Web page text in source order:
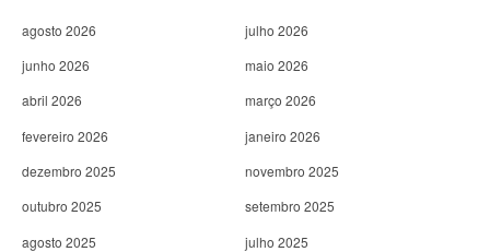
agosto 2026
julho 2026
junho 2026
maio 2026
abril 2026
março 2026
fevereiro 2026
janeiro 2026
dezembro 2025
novembro 2025
outubro 2025
setembro 2025
agosto 2025
julho 2025